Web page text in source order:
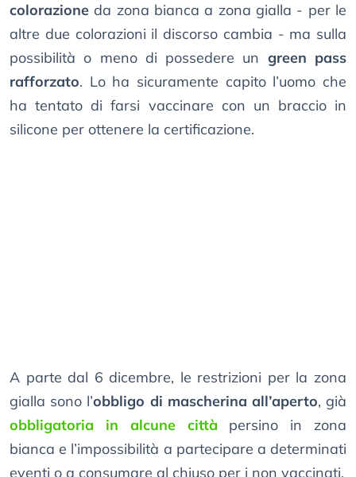
colorazione da zona bianca a zona gialla - per le
altre due colorazioni il discorso cambia - ma sulla
possibilità o meno di possedere un green pass
rafforzato. Lo ha sicuramente capito l’uomo che
ha tentato di farsi vaccinare con un braccio in
silicone per ottenere la certificazione.
A parte dal 6 dicembre, le restrizioni per la zona
gialla sono l’obbligo di mascherina all’aperto, già
obbligatoria in alcune città persino in zona
bianca e l’impossibilità a partecipare a determinati
eventi o a consumare al chiuso per i non vaccinati.